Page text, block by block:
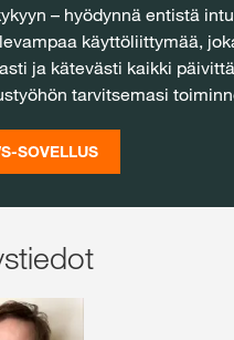
– hyödynnä entistä
käyttöliittymää,
ja kätevästi kaikki
tarvitsemasi
SOVELLUS